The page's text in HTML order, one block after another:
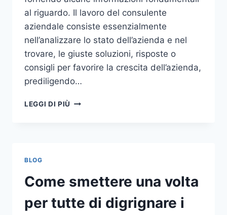
al riguardo. Il lavoro del consulente
aziendale consiste essenzialmente
nell’analizzare lo stato dell’azienda e nel
trovare, le giuste soluzioni, risposte o
consigli per favorire la crescita dell’azienda,
prediligendo…
LEGGI DI PIÙ IL
BLOG
Come smettere una volta
per tutte di digrignare i